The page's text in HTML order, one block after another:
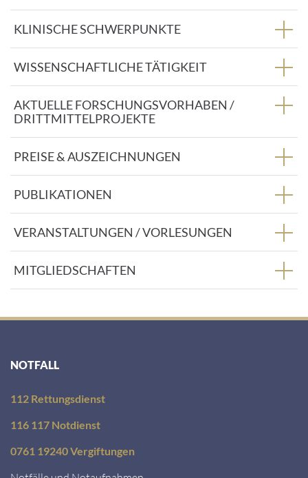
e
s
s
e
:
KLINISCHE SCHWERPUNKTE
WISSENSCHAFTLICHE TÄTIGKEIT
AKTUELLE FORSCHUNGSVORHABEN /
DRITTMITTELPROJEKTE
PREISE & AUSZEICHNUNGEN
PUBLIKATIONEN
VERANSTALTUNGEN / VORLESUNGEN
MITGLIEDSCHAFTEN
NOTFALL
112 Rettungsdienst
116 117 Notdienst
0761 19240 Vergiftungen